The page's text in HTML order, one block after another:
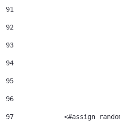
91
92
93
94
95
96
97
<#assign